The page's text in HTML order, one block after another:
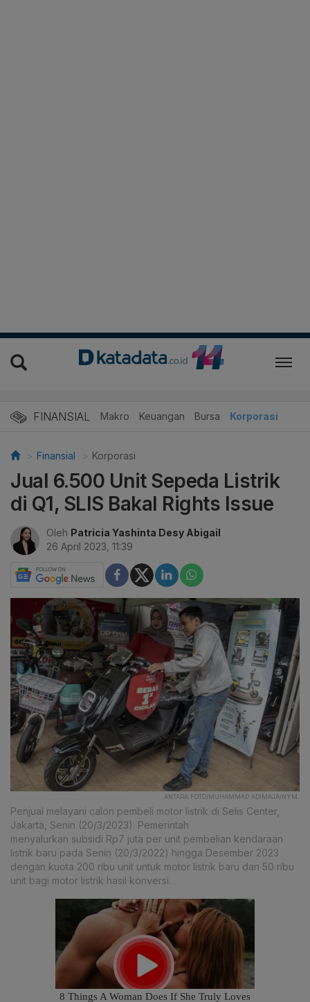
FINANSIAL Makro Keuangan Bursa Korporasi
Finansial Korporasi
Jual 6.500 Unit Sepeda Listrik
di Q1, SLIS Bakal Rights Issue
Oleh Patricia Yashinta Desy Abigail
26 April 2023, 11:39
ANTARA FOTO/MUHAMMAD ADIMAJA/NYM.
Penjual melayani calon pembeli motor listrik di Selis Center,
Jakarta, Senin (20/3/2023). Pemerintah
menyalurkan subsidi Rp7 juta per unit pembelian kendaraan
listrik baru pada Senin (20/3/2022) hingga Desember 2023
dengan kuota 200 ribu unit untuk motor listrik baru dan 50 ribu
unit bagi motor listrik hasil konversi.